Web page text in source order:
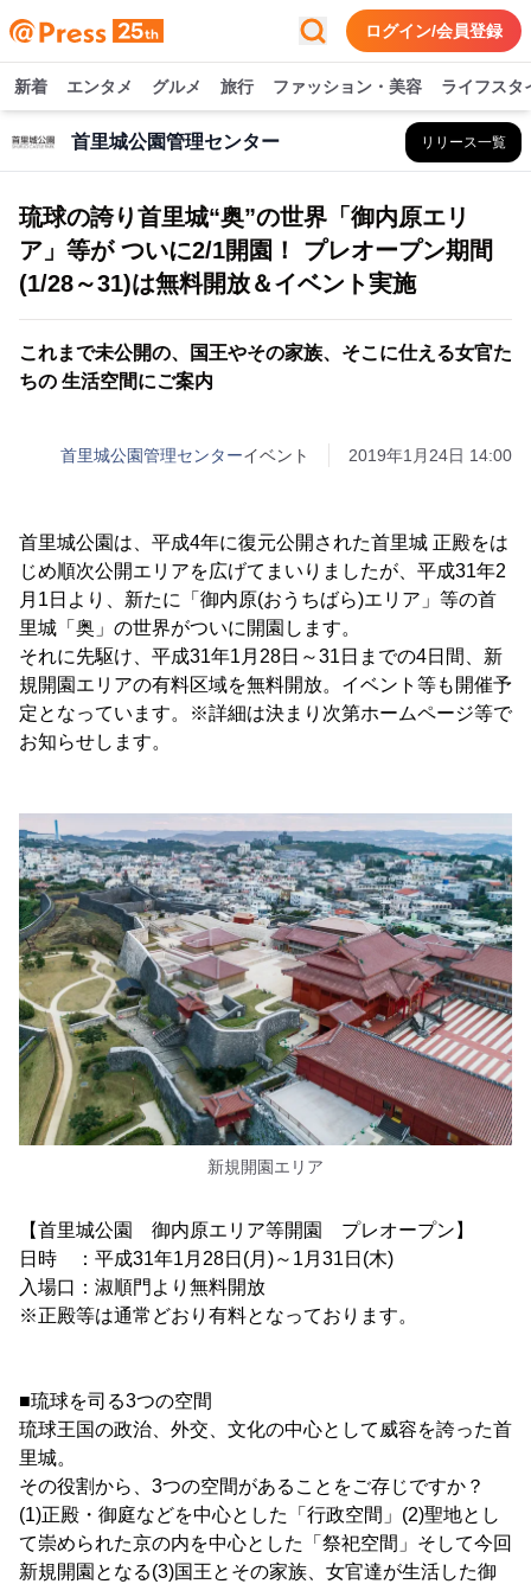
ログイン/会員登録
新着 エンタメ グルメ 旅行 ファッション・美容 ライフスタ
首里城公園管理センター リリース一覧
琉球の誇り首里城“奥”の世界「御内原エリ
ア」等が ついに2/1開園！ プレオープン期間
(1/28～31)は無料開放＆イベント実施
これまで未公開の、国王やその家族、そこに仕える女官た
ちの 生活空間にご案内
首里城公園管理センターイベント 2019年1月24日 14:00
首里城公園は、平成4年に復元公開された首里城 正殿をは
じめ順次公開エリアを広げてまいりましたが、平成31年2
月1日より、新たに「御内原(おうちばら)エリア」等の首
里城「奥」の世界がついに開園します。
それに先駆け、平成31年1月28日～31日までの4日間、新
規開園エリアの有料区域を無料開放。イベント等も開催予
定となっています。※詳細は決まり次第ホームページ等で
お知らせします。
新規開園エリア
【首里城公園 御内原エリア等開園 プレオープン】
日時 ：平成31年1月28日(月)～1月31日(木)
入場口：淑順門より無料開放
※正殿等は通常どおり有料となっております。
■琉球を司る3つの空間
琉球王国の政治、外交、文化の中心として威容を誇った首
里城。
その役割から、3つの空間があることをご存じですか？
(1)正殿・御庭などを中心とした「行政空間」(2)聖地とし
て崇められた京の内を中心とした「祭祀空間」そして今回
新規開園となる(3)国王とその家族、女官達が生活した御